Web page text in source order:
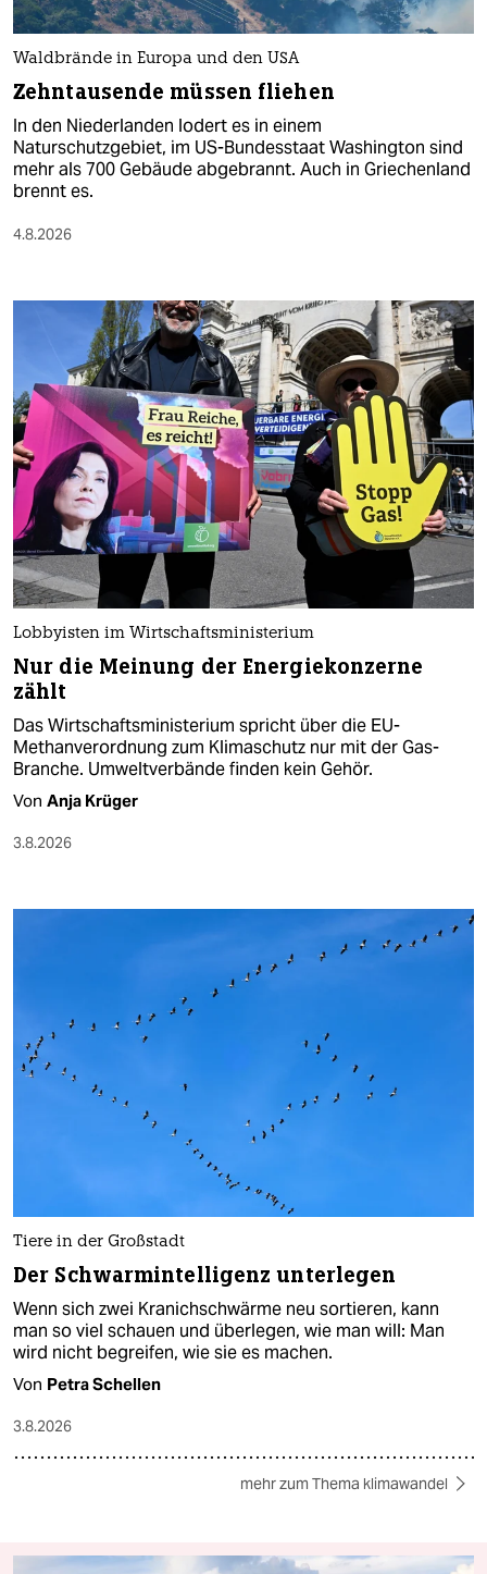
Waldbrände in Europa und den USA
Zehntausende müssen fliehen
In den Niederlanden lodert es in einem
Naturschutzgebiet, im US-Bundesstaat Washington sind
mehr als 700 Gebäude abgebrannt. Auch in Griechenland
brennt es.
4.8.2026
Lobbyisten im Wirtschaftsministerium
Nur die Meinung der Energiekonzerne
zählt
Das Wirtschaftsministerium spricht über die EU-
Methanverordnung zum Klimaschutz nur mit der Gas-
Branche. Umweltverbände finden kein Gehör.
Von Anja Krüger
3.8.2026
Tiere in der Großstadt
Der Schwarmintelligenz unterlegen
Wenn sich zwei Kranichschwärme neu sortieren, kann
man so viel schauen und überlegen, wie man will: Man
wird nicht begreifen, wie sie es machen.
Von Petra Schellen
3.8.2026
mehr zum Thema klimawandel